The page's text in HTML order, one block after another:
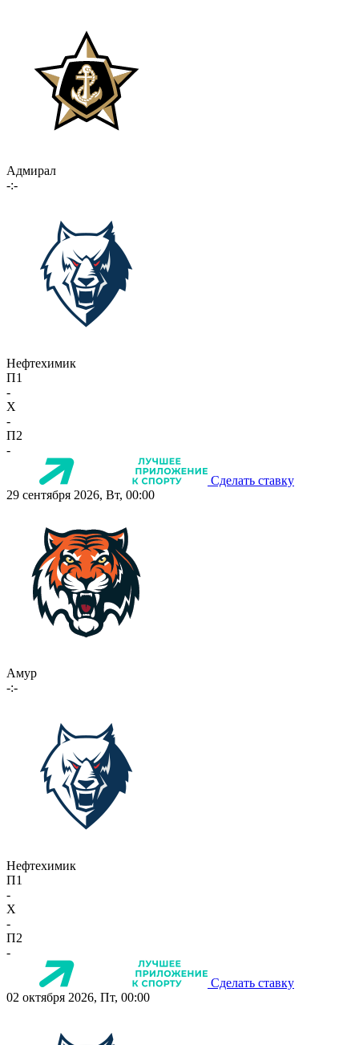
Адмирал
-:-
Нефтехимик
П1
-
X
-
П2
-
Сделать ставку
29 сентября 2026, Вт, 00:00
Амур
-:-
Нефтехимик
П1
-
X
-
П2
-
Сделать ставку
02 октября 2026, Пт, 00:00